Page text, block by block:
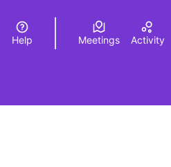
Elegir el idiomaChoose language
Help Meetings Activity